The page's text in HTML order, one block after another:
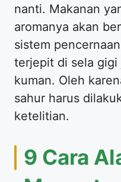
nanti. Makanan
aromanya akan
sistem
terjepit di sela gigi
kuman. Oleh
sahur harus
ketelitian.
9 Cara